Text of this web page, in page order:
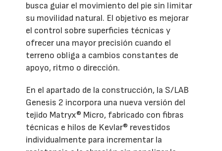
busca guiar el movimiento del pie sin limitar
su movilidad natural. El objetivo es mejorar
el control sobre superficies técnicas y
ofrecer una mayor precisión cuando el
terreno obliga a cambios constantes de
apoyo, ritmo o dirección.
En el apartado de la construcción, la S/LAB
Genesis 2 incorpora una nueva versión del
tejido Matryx® Micro, fabricado con fibras
técnicas e hilos de Kevlar® revestidos
individualmente para incrementar la